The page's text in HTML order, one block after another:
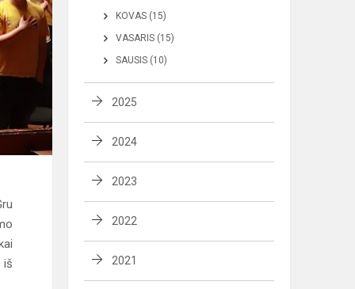
iš
KOVAS (15)
VASARIS (15)
SAUSIS (10)
2025
2024
2023
2022
2021